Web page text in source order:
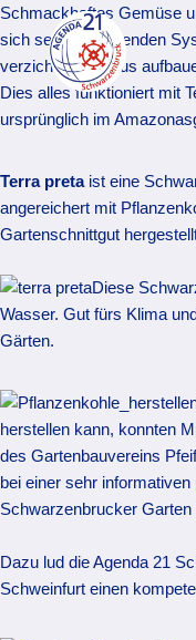
Zum
Inhalt
springen
Schmackhaftes Gemüse
sich selbst erhaltenden
verzichten, Humus
Dies alles funktioniert mit
ursprünglich im
Terra pretaist eine
angereichert mit
Gartenschnittgut
Diese
Wasser. Gut fürs Klima
Gärten.
herstellen kann, konnten
des Gartenbauvereins
bei einer sehr
Schwarzenbrucker Garten
Dazu lud die Agenda 21
Schweinfurt einen